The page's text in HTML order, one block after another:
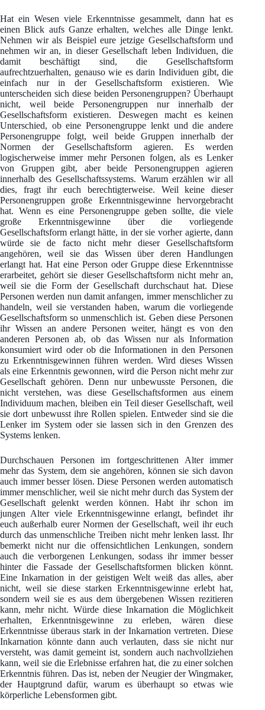
Hat ein Wesen viele Erkenntnisse gesammelt, dann hat es
einen Blick aufs Ganze erhalten, welches alle Dinge lenkt.
Nehmen wir als Beispiel eure jetzige Gesellschaftsform und
nehmen wir an, in dieser Gesellschaft leben Individuen, die
damit beschäftigt sind, die Gesellschaftsform
aufrechtzuerhalten, genauso wie es darin Individuen gibt, die
einfach nur in der Gesellschaftsform existieren. Wie
unterscheiden sich diese beiden Personengruppen? Überhaupt
nicht, weil beide Personengruppen nur innerhalb der
Gesellschaftsform existieren. Deswegen macht es keinen
Unterschied, ob eine Personengruppe lenkt und die andere
Personengruppe folgt, weil beide Gruppen innerhalb der
Normen der Gesellschaftsform agieren. Es werden
logischerweise immer mehr Personen folgen, als es Lenker
von Gruppen gibt, aber beide Personengruppen agieren
innerhalb des Gesellschaftssystems. Warum erzählen wir all
dies, fragt ihr euch berechtigterweise. Weil keine dieser
Personengruppen große Erkenntnisgewinne hervorgebracht
hat. Wenn es eine Personengruppe geben sollte, die viele
große Erkenntnisgewinne über die vorliegende
Gesellschaftsform erlangt hätte, in der sie vorher agierte, dann
würde sie de facto nicht mehr dieser Gesellschaftsform
angehören, weil sie das Wissen über deren Handlungen
erlangt hat. Hat eine Person oder Gruppe diese Erkenntnisse
erarbeitet, gehört sie dieser Gesellschaftsform nicht mehr an,
weil sie die Form der Gesellschaft durchschaut hat. Diese
Personen werden nun damit anfangen, immer menschlicher zu
handeln, weil sie verstanden haben, warum die vorliegende
Gesellschaftsform so unmenschlich ist. Geben diese Personen
ihr Wissen an andere Personen weiter, hängt es von den
anderen Personen ab, ob das Wissen nur als Information
konsumiert wird oder ob die Informationen in den Personen
zu Erkenntnisgewinnen führen werden. Wird dieses Wissen
als eine Erkenntnis gewonnen, wird die Person nicht mehr zur
Gesellschaft gehören. Denn nur unbewusste Personen, die
nicht verstehen, was diese Gesellschaftsformen aus einem
Individuum machen, bleiben ein Teil dieser Gesellschaft, weil
sie dort unbewusst ihre Rollen spielen. Entweder sind sie die
Lenker im System oder sie lassen sich in den Grenzen des
Systems lenken.
Durchschauen Personen im fortgeschrittenen Alter immer
mehr das System, dem sie angehören, können sie sich davon
auch immer besser lösen. Diese Personen werden automatisch
immer menschlicher, weil sie nicht mehr durch das System der
Gesellschaft gelenkt werden können. Habt ihr schon im
jungen Alter viele Erkenntnisgewinne erlangt, befindet ihr
euch außerhalb eurer Normen der Gesellschaft, weil ihr euch
durch das unmenschliche Treiben nicht mehr lenken lasst. Ihr
bemerkt nicht nur die offensichtlichen Lenkungen, sondern
auch die verborgenen Lenkungen, sodass ihr immer besser
hinter die Fassade der Gesellschaftsformen blicken könnt.
Eine Inkarnation in der geistigen Welt weiß das alles, aber
nicht, weil sie diese starken Erkenntnisgewinne erlebt hat,
sondern weil sie es aus dem übergebenen Wissen rezitieren
kann, mehr nicht. Würde diese Inkarnation die Möglichkeit
erhalten, Erkenntnisgewinne zu erleben, wären diese
Erkenntnisse überaus stark in der Inkarnation vertreten. Diese
Inkarnation könnte dann auch verlauten, dass sie nicht nur
versteht, was damit gemeint ist, sondern auch nachvollziehen
kann, weil sie die Erlebnisse erfahren hat, die zu einer solchen
Erkenntnis führen. Das ist, neben der Neugier der Wingmaker,
der Hauptgrund dafür, warum es überhaupt so etwas wie
körperliche Lebensformen gibt.